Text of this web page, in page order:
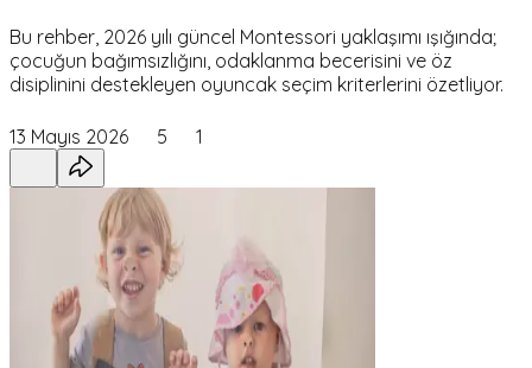
Bu rehber, 2026 yılı güncel Montessori yaklaşımı ışığında;
çocuğun bağımsızlığını, odaklanma becerisini ve öz
disiplinini destekleyen oyuncak seçim kriterlerini özetliyor.
13 Mayıs 2026 5 1